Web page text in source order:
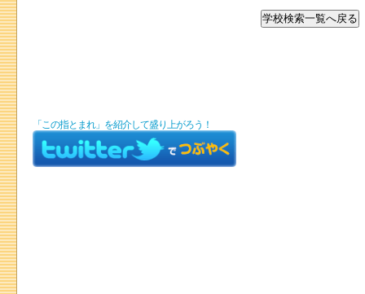
「この指とまれ」を紹介して盛り上がろう！